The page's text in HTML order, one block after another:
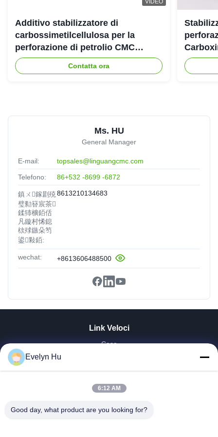
Additivo stabilizzatore di
carbossimetilcellulosa per la
perforazione di petrolio CMC
industriale
Contatta ora
Ms. HU
General Manager
E-mail: topsales@linguangcmc.com
Telefono: 86+532 -8699 -6872
鎮ㄨ鎵剧殑
璧勬簮宸茶
鍒犻櫎銆佸
凡鏇村悕鎴
栨殏鏃朵笉
鍙敤銆:
8613210134683
wechat: +8613606488500
Link Veloci
Casa
Mostra VR
Fatory Tour
Controllo Di Qualità
Evelyn Hu
6:12 AM
Good day, what product are you looking for?